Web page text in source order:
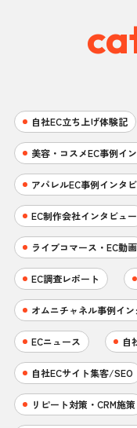
自社EC立ち上げ体験記
美容・コスメEC事例イ
アパレルEC事例インタ
EC制作会社インタビュー
ライブコマース・EC動画
EC調査レポート
オムニチャネル事例イ
ECニュース 自
自社ECサイト集客/SEO
リピート対策・CRM施策